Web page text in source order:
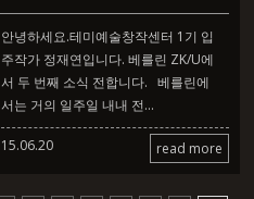
안녕하세요.테미예술창작센터 1기 입
주작가 정재연입니다. 베를린 ZK/U에
서 두 번째 소식 전합니다. 베를린에
서는 거의 일주일 내내 전...
15.06.20 read more